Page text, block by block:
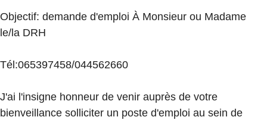
Objectif: demande d'emploi À Monsieur ou Madame
le/la DRH
Tél:065397458/044562660
J'ai l'insigne honneur de venir auprès de votre
bienveillance solliciter un poste d'emploi au sein de